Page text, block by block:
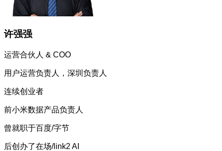
许强强
运营合伙人 & COO
用户运营负责人，深圳负责人
连续创业者
前小米数据产品负责人
曾就职于百度/字节
后创办了在场/link2 AI